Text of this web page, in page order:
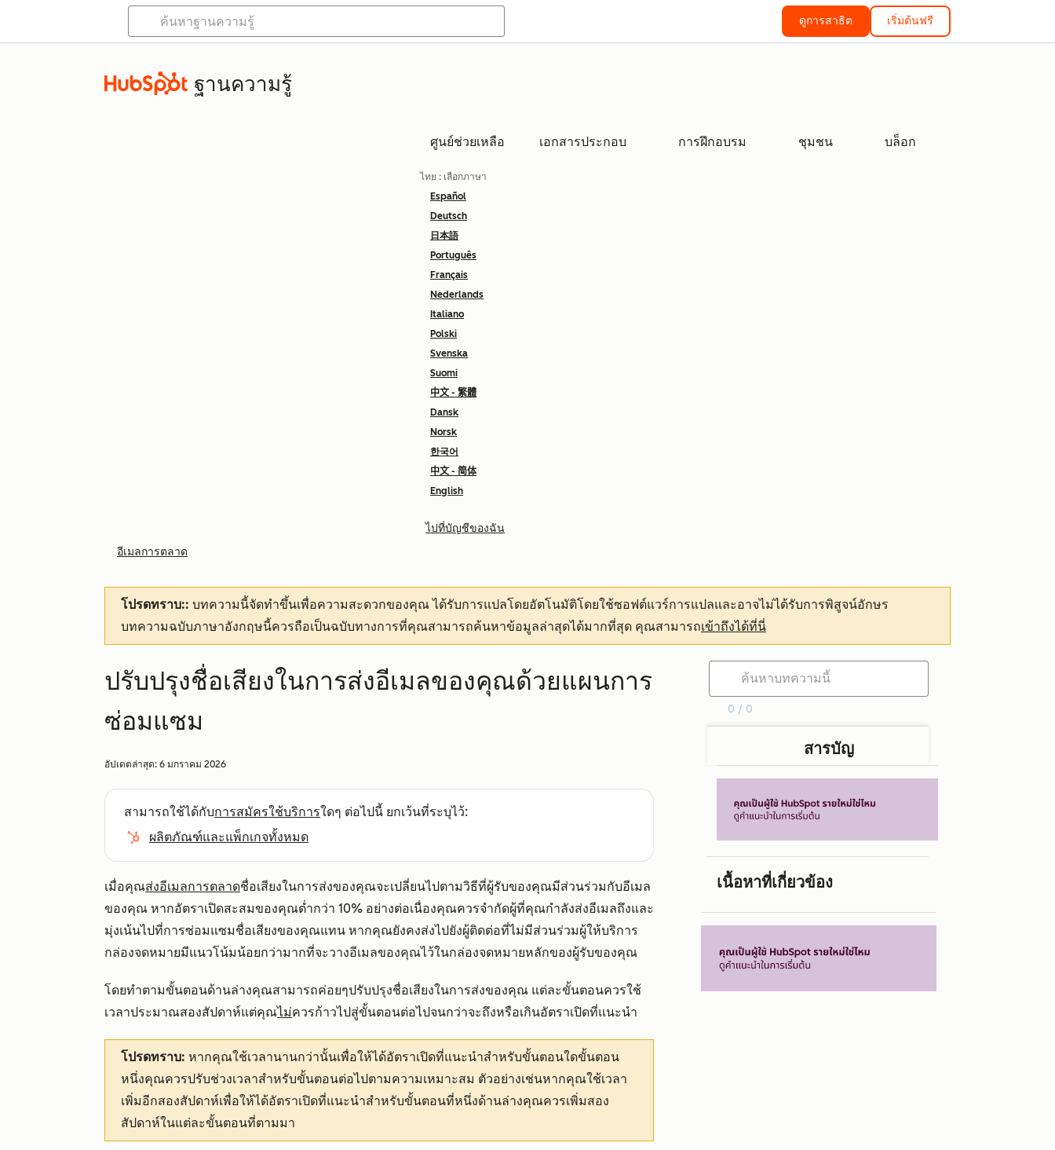
ดูการสาธิต เริ่มต้นฟรี
ฐานความรู้
ศูนย์ช่วยเหลือ เอกสารประกอบ การฝึกอบรม ชุมชน บล็อก
ไทย : เลือกภาษา
Español
Deutsch
日本語
Português
Français
Nederlands
Italiano
Polski
Svenska
Suomi
中文 - 繁體
Dansk
Norsk
한국어
中文 - 简体
English
ไปที่บัญชีของฉัน
อีเมลการตลาด
โปรดทราบ:: บทความนี้จัดทำขึ้นเพื่อความสะดวกของคุณได้รับการแปลโดยอัตโนมัติโดยใช้ซอฟต์แวร์การแปลและอาจไม่ได้รับการพิสูจน์อักษร
บทความฉบับภาษาอังกฤษนี้ควรถือเป็นฉบับทางการที่คุณสามารถค้นหาข้อมูลล่าสุดได้มากที่สุด คุณสามารถเข้าถึงได้ที่นี่
ปรับปรุงชื่อเสียงในการส่งอีเมลของคุณด้วยแผนการ
ซ่อมแซม
อัปเดตล่าสุด: 6 มกราคม 2026
สามารถใช้ได้กับการสมัครใช้บริการใดๆ ต่อไปนี้ ยกเว้นที่ระบุไว้:
ผลิตภัณฑ์และแพ็กเกจทั้งหมด
เมื่อคุณส่งอีเมลการตลาดชื่อเสียงในการส่งของคุณจะเปลี่ยนไปตามวิธีที่ผู้รับของคุณมีส่วนร่วมกับอีเมล
ของคุณ หากอัตราเปิดสะสมของคุณต่ำกว่า 10% อย่างต่อเนื่องคุณควรจำกัดผู้ที่คุณกำลังส่งอีเมลถึงและ
มุ่งเน้นไปที่การซ่อมแซมชื่อเสียงของคุณแทน หากคุณยังคงส่งไปยังผู้ติดต่อที่ไม่มีส่วนร่วมผู้ให้บริการ
กล่องจดหมายมีแนวโน้มน้อยกว่ามากที่จะวางอีเมลของคุณไว้ในกล่องจดหมายหลักของผู้รับของคุณ
โดยทำตามขั้นตอนด้านล่างคุณสามารถค่อยๆปรับปรุงชื่อเสียงในการส่งของคุณ แต่ละขั้นตอนควรใช้
เวลาประมาณสองสัปดาห์แต่คุณไม่ควรก้าวไปสู่ขั้นตอนต่อไปจนกว่าจะถึงหรือเกินอัตราเปิดที่แนะนำ
โปรดทราบ: หากคุณใช้เวลานานกว่านั้นเพื่อให้ได้อัตราเปิดที่แนะนำสำหรับขั้นตอนใดขั้นตอน
หนึ่งคุณควรปรับช่วงเวลาสำหรับขั้นตอนต่อไปตามความเหมาะสม ตัวอย่างเช่นหากคุณใช้เวลา
เพิ่มอีกสองสัปดาห์เพื่อให้ได้อัตราเปิดที่แนะนำสำหรับขั้นตอนที่หนึ่งด้านล่างคุณควรเพิ่มสอง
สัปดาห์ในแต่ละขั้นตอนที่ตามมา
0 / 0
สารบัญ
เนื้อหาที่เกี่ยวข้อง